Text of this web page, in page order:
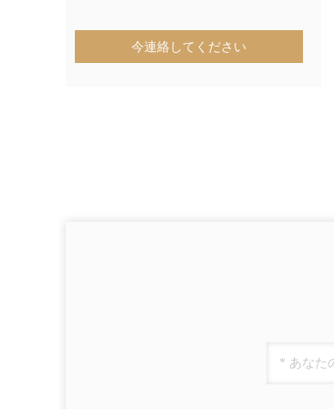
今連絡してください